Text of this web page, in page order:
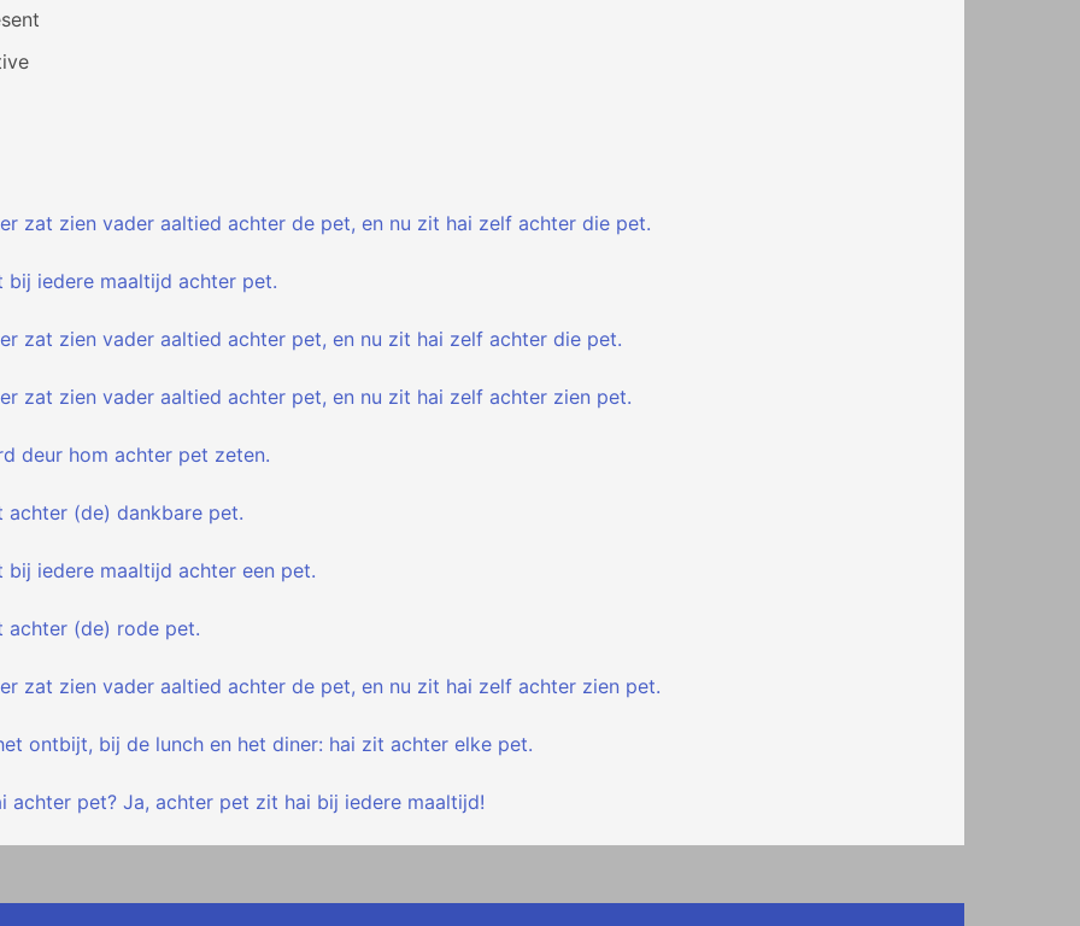
zat zien vader aaltied achter de pet, en nu zit hai zelf achter die pet.
bij iedere maaltijd achter pet.
zat zien vader aaltied achter pet, en nu zit hai zelf achter die pet.
zat zien vader aaltied achter pet, en nu zit hai zelf achter zien pet.
deur hom achter pet zeten.
achter (de) dankbare pet.
bij iedere maaltijd achter een pet.
achter (de) rode pet.
zat zien vader aaltied achter de pet, en nu zit hai zelf achter zien pet.
ontbijt, bij de lunch en het diner: hai zit achter elke pet.
achter pet? Ja, achter pet zit hai bij iedere maaltijd!